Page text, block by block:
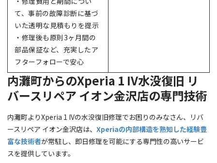
て、事前の故障診断に基づ
いた透明な見積もりを提示
・修理後も原則3ヶ月間の
部品保証など、充実したア
フターフォローで安心
内灘町からのXperia 1 IV水没復旧 リ
バースリペア イオン金沢店の専門技術
内灘町よりXperia 1 IVの水没復旧修理でお困りのみなさん、リバ
ースリペア イオン金沢店は、 Xperiaの内部構造を熟知した経験豊
富な技術者が常駐し、即日修理を可能にする専門性の高いサービ
スを提供しています。